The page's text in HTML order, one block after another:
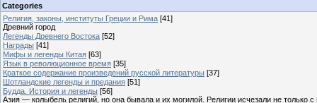
Categories
Религия, законы, институты Греции и Рима [41]
Древний город
Легенды Древнего Востока [52]
Награды [41]
Мифы и легенды Китая [63]
Язык в революционное время [35]
Краткое содержание произведений русской литературы [37]
Шотландские легенды и предания [51]
Будда. История и легенды [56]
Азия — колыбель религий, но она бывала и их могилой. Религии исчезали не